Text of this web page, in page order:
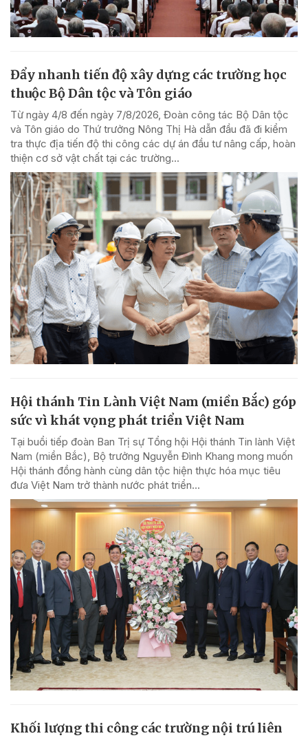
Đẩy nhanh tiến độ xây dựng các trường học
thuộc Bộ Dân tộc và Tôn giáo
Từ ngày 4/8 đến ngày 7/8/2026, Đoàn công tác Bộ Dân tộc
và Tôn giáo do Thứ trưởng Nông Thị Hà dẫn đầu đã đi kiểm
tra thực địa tiến độ thi công các dự án đầu tư nâng cấp, hoàn
thiện cơ sở vật chất tại các trường...
Hội thánh Tin Lành Việt Nam (miền Bắc) góp
sức vì khát vọng phát triển Việt Nam
Tại buổi tiếp đoàn Ban Trị sự Tổng hội Hội thánh Tin lành Việt
Nam (miền Bắc), Bộ trưởng Nguyễn Đình Khang mong muốn
Hội thánh đồng hành cùng dân tộc hiện thực hóa mục tiêu
đưa Việt Nam trở thành nước phát triển...
Khối lượng thi công các trường nội trú liên